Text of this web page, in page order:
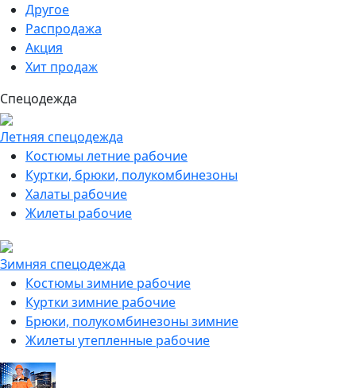
Другое
Распродажа
Акция
Хит продаж
Спецодежда
Летняя спецодежда
Костюмы летние рабочие
Куртки, брюки, полукомбинезоны
Халаты рабочие
Жилеты рабочие
Зимняя спецодежда
Костюмы зимние рабочие
Куртки зимние рабочие
Брюки, полукомбинезоны зимние
Жилеты утепленные рабочие